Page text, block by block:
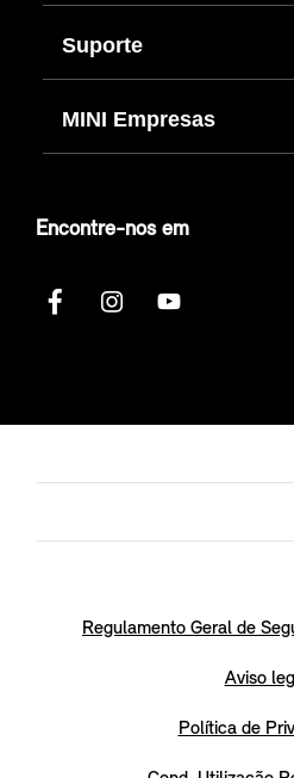
Suporte
MINI Empresas
Encontre-nos em
Regulamento Geral de
Aviso
Política de